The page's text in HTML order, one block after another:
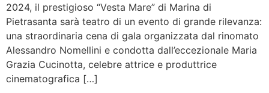
2024, il prestigioso “Vesta Mare” di Marina di
Pietrasanta sarà teatro di un evento di grande rilevanza:
una straordinaria cena di gala organizzata dal rinomato
Alessandro Nomellini e condotta dall’eccezionale Maria
Grazia Cucinotta, celebre attrice e produttrice
cinematografica […]